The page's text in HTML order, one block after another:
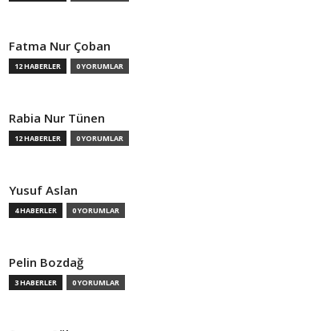
Fatma Nur Çoban
12 HABERLER 0 YORUMLAR
Rabia Nur Tünen
12 HABERLER 0 YORUMLAR
Yusuf Aslan
4 HABERLER 0 YORUMLAR
Pelin Bozdağ
3 HABERLER 0 YORUMLAR